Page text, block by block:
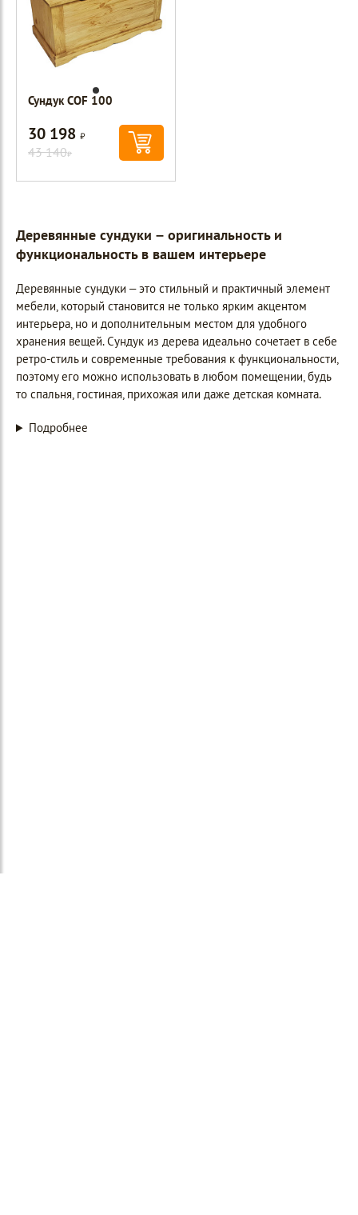
Сундук COF 100
30 198Р
43 140Р
Деревянные сундуки – оригинальность и
функциональность в вашем интерьере
Деревянные сундуки – это стильный и практичный элемент
мебели, который становится не только ярким акцентом
интерьера, но и дополнительным местом для удобного
хранения вещей. Сундук из дерева идеально сочетает в себе
ретро-стиль и современные требования к функциональности,
поэтому его можно использовать в любом помещении, будь
то спальня, гостиная, прихожая или даже детская комната.
Подробнее